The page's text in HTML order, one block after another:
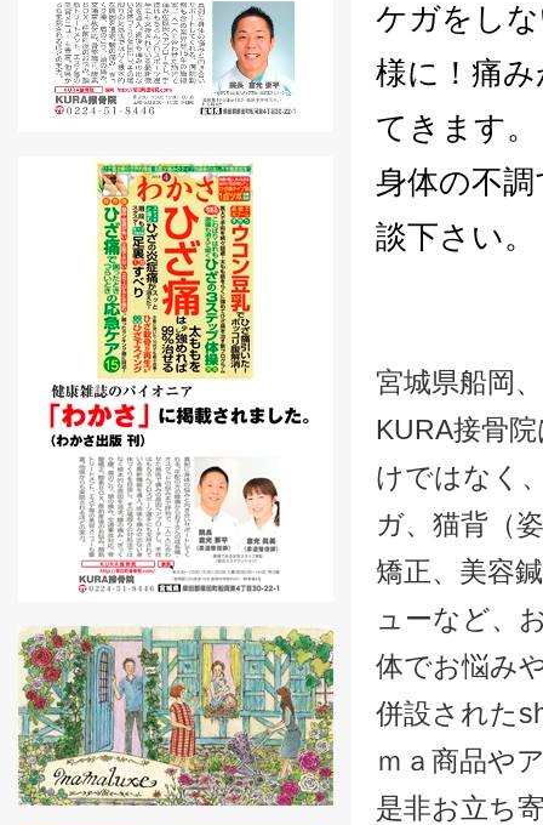
ケガをし
様に！痛
てきます。
身体の不
談下さい。
宮城県船岡
KURA接骨
けではなく
ガ、猫背（
矯正、美容
ューなど、
体でお悩み
併設された
ｍａ商品や
是非お立ち